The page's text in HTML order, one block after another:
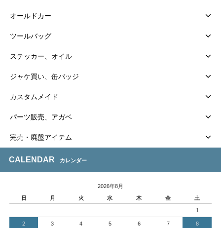
オールドカー
ツールバッグ
ステッカー、オイル
ジャケ買い、缶バッジ
カスタムメイド
パーツ販売、アガベ
完売・廃盤アイテム
CALENDAR カレンダー
2026年8月
日
月 火 水 木 金 土
1
2 3 4 5 6 7 8